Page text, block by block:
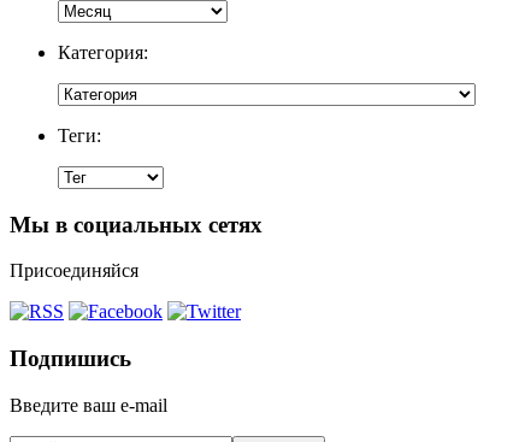
Категория:
Теги:
Мы в социальных сетях
Присоединяйся
Подпишись
Введите ваш e-mail